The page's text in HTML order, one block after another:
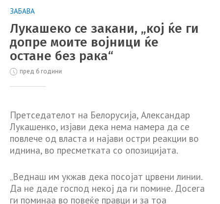
ЗАБАВА
Лукашеко се закани, „кој ќе ги
допре моите војници ќе
остане без рака“
пред 6 години
Претседателот на Белорусија, Александар
Лукашенко, изјави дека нема намера да се
повлече од власта и најави остри реакции во
иднина, во пресметката со опозицијата.
„Веднаш им укжав дека посојат црвени линии.
Да не даде господ некој да ги помине. Досега
ги поминаа во повеќе правци и за тоа